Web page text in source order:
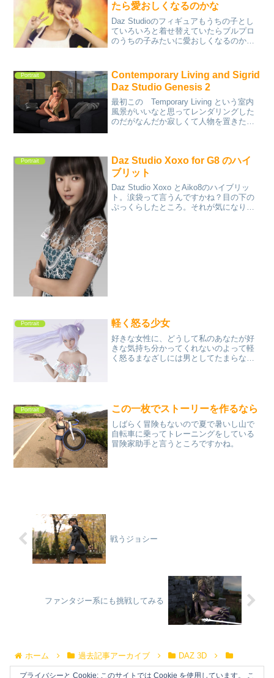
たら愛おしくなるのかな
Daz Studioのフィギュアもうちの子とし
ていろいろと着せ替えていたらブルプロ
のうちの子みたいに愛おしくなるのか
けどどういう子なのかとか今までどうい
う生き...
Portrait
Contemporary Living and Sigrid
Daz Studio Genesis 2
最初この Temporary Living という室内
風景がいいなと思ってレンダリングした
のだがなんだか寂しくて人物を置きたく
た
Portrait
Daz Studio Xoxo for G8 のハイ
ブリット
Daz Studio Xoxo とAiko8のハイブリッ
ト。涙袋って言うんですかね？目の下の
ぷっくらしたところ。それが気になりま
Portrait 軽く怒る少女
好きな女性に、どうして私のあなたが好
きな気持ち分かってくれないのよって軽
く怒るまなざしには男としてたまらない
Portrait この一枚でストーリーを作るなら
しばらく冒険もないので夏で暑いし山で
自転車に乗ってトレーニングをしている
冒険家助手と言うところですかね。
戦うジョシー
ファンタジー系にも挑戦してみる
ホーム 過去記事アーカイブ
DAZ 3D
Portrait
プライバシーと Cookie: このサイトでは Cookie を使用しています。 こ